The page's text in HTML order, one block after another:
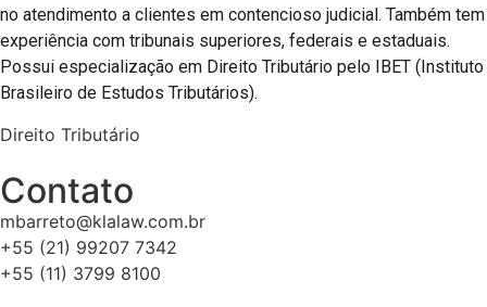
no atendimento a clientes em contencioso judicial. Também tem
experiência com tribunais superiores, federais e estaduais.
Possui especialização em Direito Tributário pelo IBET (Instituto
Brasileiro de Estudos Tributários).
Direito Tributário
Contato
mbarreto@klalaw.com.br
+55 (21) 99207 7342
+55 (11) 3799 8100